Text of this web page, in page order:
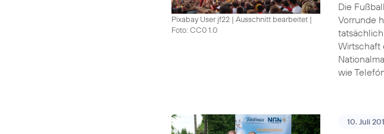
Pixabay User jf22 | Ausschnitt bearbeitet |
Foto: CC0 1.0
Die
Vorrunde
Wirtschaft
wie
10. Juli